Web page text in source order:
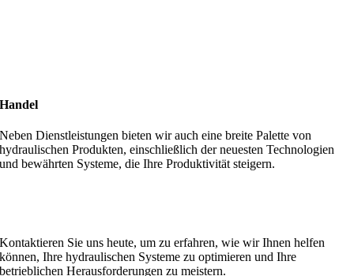
Handel
Neben Dienstleistungen bieten wir auch eine breite Palette von
hydraulischen Produkten, einschließlich der neuesten Technologien
und bewährten Systeme, die Ihre Produktivität steigern.
Kontaktieren Sie uns heute, um zu erfahren, wie wir Ihnen helfen
können, Ihre hydraulischen Systeme zu optimieren und Ihre
betrieblichen Herausforderungen zu meistern.